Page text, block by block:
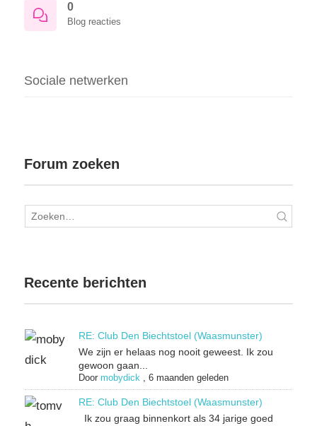
0
Blog reacties
Sociale netwerken
Forum zoeken
Recente berichten
RE: Club Den Biechtstoel (Waasmunster)
We zijn er helaas nog nooit geweest. Ik zou
gewoon gaan...
Door mobydick, 6 maanden geleden
RE: Club Den Biechtstoel (Waasmunster)
Ik zou graag binnenkort als 34 jarige goed